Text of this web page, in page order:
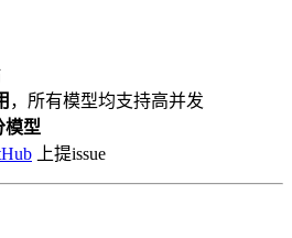
，所有模型均支持高并发
模型
上提issue